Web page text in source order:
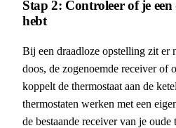
Stap 2: Controleer of je
hebt
Bij een draadloze opstelling zit er
doos, de zogenoemde receiver of
koppelt de thermostaat aan de
thermostaten werken met een
de bestaande receiver van je